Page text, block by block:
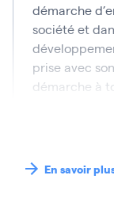
démarche
société et
prise avec
démarche à
avec nos
nous entoure.
En savoir